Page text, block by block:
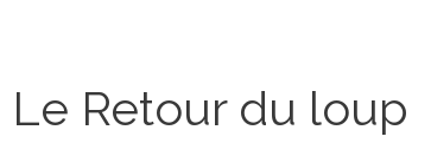
Le Retour du loup